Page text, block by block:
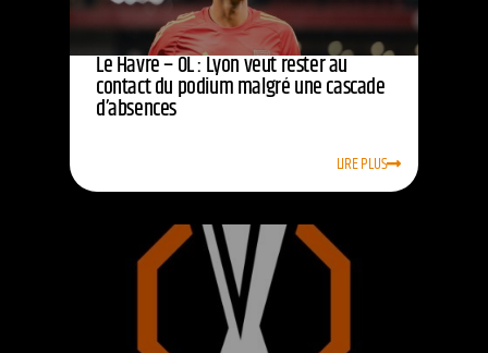
Le Havre – OL : Lyon veut rester au
contact du podium malgré une cascade
d’absences
LIRE PLUS